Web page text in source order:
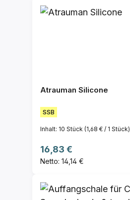
Atrauman Silicone
SSB
Inhalt: 10 Stück (1,68 € / 1 Stück)
Regulärer Preis:
16,83 €
Netto: 14,14 €